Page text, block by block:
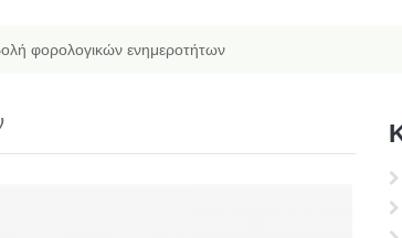
φορολογικών ενημεροτήτων